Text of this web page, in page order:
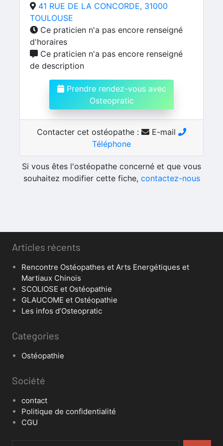
41 RUE DE LA CONCORDE, 31000
TOULOUSE
Ce praticien n'a pas encore renseigné
d'horaires
Ce praticien n'a pas encore renseigné
de description
Prendre rendez-vous avec
Osteopratic
Contacter cet ostéopathe :
E-mail
Téléphone
Si vous êtes l'ostéopathe concerné et que vous
souhaitez modifier cette fiche, contactez-nous
Articles récents
Rencontre Ostéopathes et Arts Energétiques et
Martiaux Chinois
SCOLIOSE et Ostéopathie
GLAUCOME et Ostéopathie
Les infos d’Osteopratic
Categories
Ostéopathie
Société
contact
Politique de confidentialité
CGU